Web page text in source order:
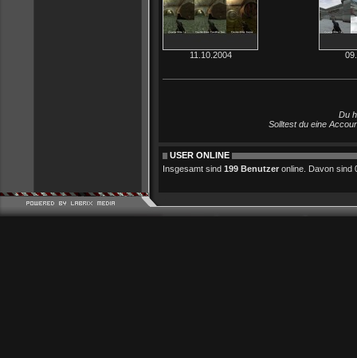
11.10.2004
Du
Solltest du eine
USER ONLINE
Insgesamt sind 199 Benutzer online. Davon sind